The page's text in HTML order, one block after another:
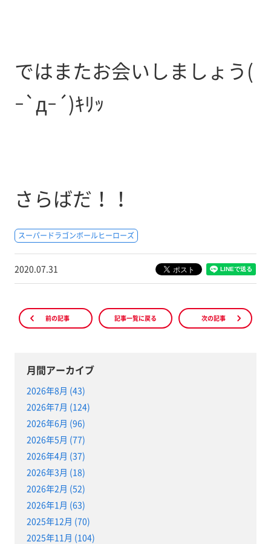
ではまたお会いしましょう(
ｰ`дｰ´)ｷﾘｯ
さらばだ！！
スーパードラゴンボールヒーローズ
2020.07.31
前の記事 記事一覧に戻る 次の記事
月間アーカイブ
2026年8月 (43)
2026年7月 (124)
2026年6月 (96)
2026年5月 (77)
2026年4月 (37)
2026年3月 (18)
2026年2月 (52)
2026年1月 (63)
2025年12月 (70)
2025年11月 (104)